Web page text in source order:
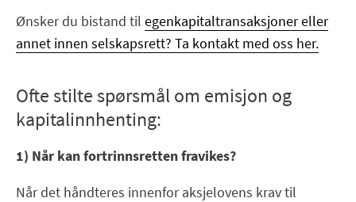
Ønsker du bistand til egenkapitaltransaksjoner eller
annet innen selskapsrett? Ta kontakt med oss her.
Ofte stilte spørsmål om emisjon og
kapitalinnhenting:
1) Når kan fortrinnsretten fravikes?
Når det håndteres innenfor aksjelovens krav til